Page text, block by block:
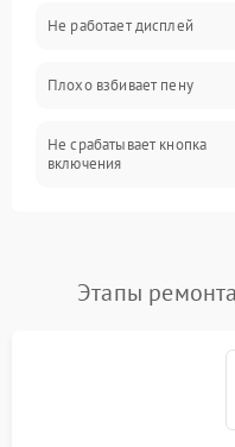
Управление и
Программное
Не работает дисплей
Плохо взбивает пену
Не срабатывает кнопка
включения
Постоянные сбои в работе
Этапы